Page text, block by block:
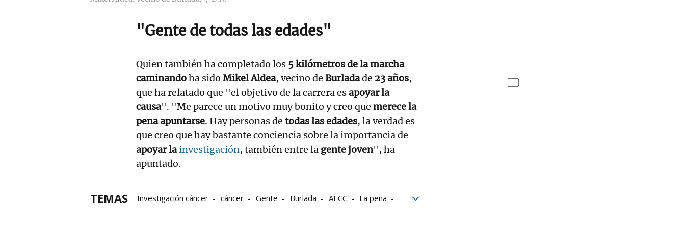
"Gente de todas las edades"
Quien también ha completado los 5 kilómetros de la marcha
caminandoha sido Mikel Aldea, vecino de Burladade 23 años,
que ha relatado que "el objetivo de la carrera esapoyar la
causa". "Me parece un motivo muy bonito y creo que merece la
pena apuntarse. Hay personas de todas las edades, la verdad es
que creo que hay bastante conciencia sobre la importancia de
apoyar lainvestigación, también entre la gente joven", ha
apuntado.
TEMAS Investigación cáncer cáncer Gente Burlada AECC
La peña